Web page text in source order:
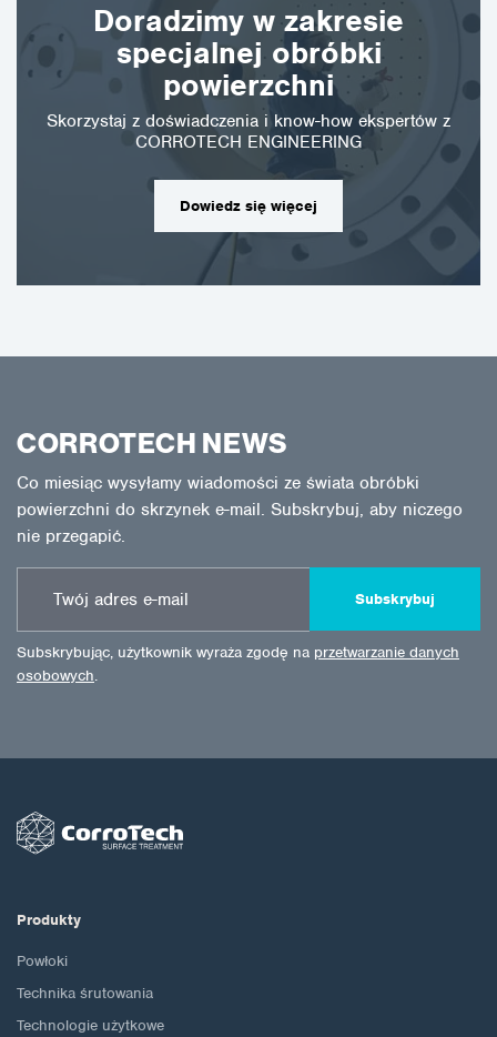
Doradzimy w zakresie
specjalnej obróbki
powierzchni
Skorzystaj z doświadczenia i know-how ekspertów z
CORROTECH ENGINEERING
Dowiedz się więcej
CORROTECH NEWS
Co miesiąc wysyłamy wiadomości ze świata obróbki
powierzchni do skrzynek e-mail. Subskrybuj, aby niczego
nie przegapić.
Subskrybuj
Subskrybując, użytkownik wyraża zgodę na przetwarzanie danych
osobowych.
Produkty
Powłoki
Technika śrutowania
Technologie użytkowe